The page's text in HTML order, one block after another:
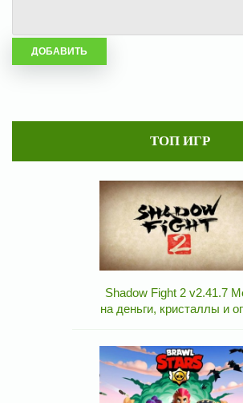
ТОП ИГР
Shadow Fight 2 v2.41.7
на деньги, кристаллы и